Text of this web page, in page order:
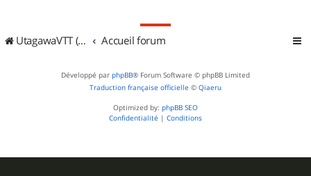
UtagawaVTT (Randos VTT et VTTAE avec traces GPS) Accueil forum
Développé par phpBB® Forum Software © phpBB Limited
Traduction française officielle © Qiaeru
Optimized by: phpBB SEO
Confidentialité | Conditions